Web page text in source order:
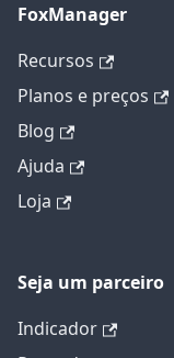
FoxManager
Recursos
Planos e preços
Blog
Ajuda
Loja
Seja um parceiro
Indicador